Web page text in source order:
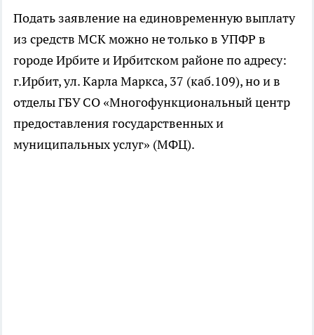
Подать заявление на единовременную выплату
из средств МСК можно не только в УПФР в
городе Ирбите и Ирбитском районе по адресу:
г.Ирбит, ул. Карла Маркса, 37 (каб.109), но и в
отделы ГБУ СО «Многофункциональный центр
предоставления государственных и
муниципальных услуг» (МФЦ).